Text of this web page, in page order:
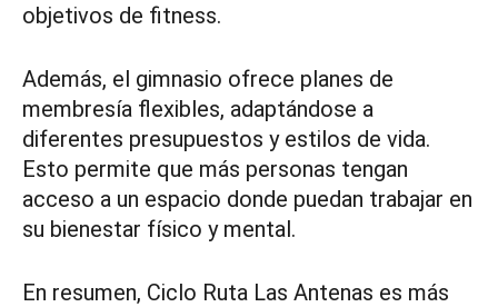
objetivos de fitness.
Además, el gimnasio ofrece planes de
membresía flexibles, adaptándose a
diferentes presupuestos y estilos de vida.
Esto permite que más personas tengan
acceso a un espacio donde puedan trabajar en
su bienestar físico y mental.
En resumen, Ciclo Ruta Las Antenas es más